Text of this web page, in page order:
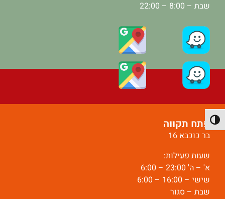
הפעל/כבה ניגודיות גבוהה
שבת – 8:00 – 22:00
פתח תקווה
בר כוכבא 16
שעות פעילות:
א' – ה' 23:00 – 6:00
שישי – 16:00 – 6:00
שבת – סגור